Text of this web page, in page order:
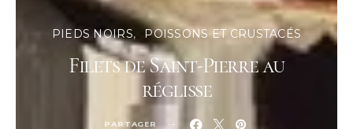
PIEDS NOIRS POISSONS ET CRUSTACÉS
Filets de Saint-Pierre au
réglisse
PARTAGER